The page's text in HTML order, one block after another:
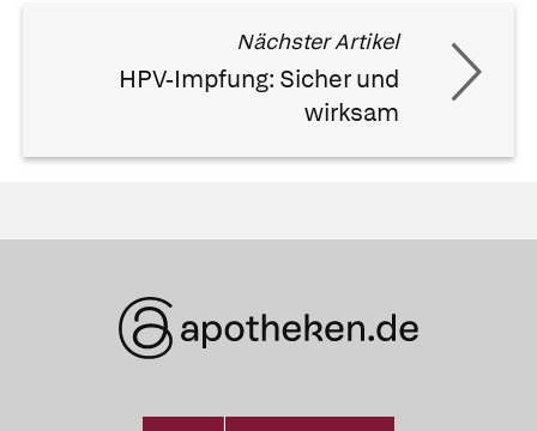
Nächster Artikel
HPV-Impfung: Sicher und
wirksam